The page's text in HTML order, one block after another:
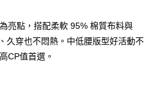
之後才付款」的支付方式。 讓您購物簡單
卡、不需儲值。
證，即可結帳。
亮點，搭配柔軟 95% 棉質布料與
久穿也不悶熱。中低腰版型好活動不
CP值首選。